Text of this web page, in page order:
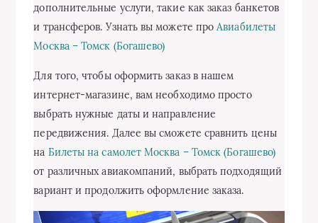
дополнительные услуги, такие как заказ банкетов
и трансферов. Узнать вы можете про Авиабилеты
Москва – Томск (Богашево)
Для того, чтобы оформить заказ в нашем
интернет-магазине, вам необходимо просто
выбрать нужные даты и направление
передвижения. Далее вы сможете сравнить цены
на Билеты на самолет Москва – Томск (Богашево)
от различных авиакомпаний, выбрать подходящий
вариант и продолжить оформление заказа.